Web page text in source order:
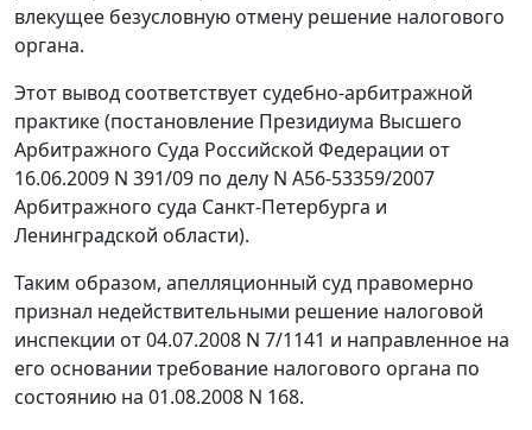
влекущее безусловную отмену решение налогового
органа.
Этот вывод соответствует судебно-арбитражной
практике (постановление Президиума Высшего
Арбитражного Суда Российской Федерации от
16.06.2009 N 391/09 по делу N А56-53359/2007
Арбитражного суда Санкт-Петербурга и
Ленинградской области).
Таким образом, апелляционный суд правомерно
признал недействительными решение налоговой
инспекции от 04.07.2008 N 7/1141 и направленное на
его основании требование налогового органа по
состоянию на 01.08.2008 N 168.